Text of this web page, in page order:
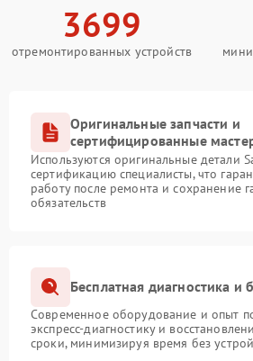
3699
отремонтированных устройств
Оригинальные запчасти и
сертифицированные
Используются оригинальные детали
сертификацию специалисты, что
работу после ремонта и сохранение
обязательств
Бесплатная диагностика
Современное оборудование и опыт
экспресс-диагностику и
сроки, минимизируя время без